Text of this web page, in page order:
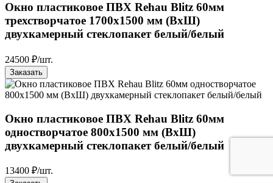
Окно пластиковое ПВХ Rehau Blitz 60мм
трехстворчатое 1700x1500 мм (ВxШ)
двухкамерный стеклопакет белый/белый
24500 ₽/шт.
Заказать
Окно пластиковое ПВХ Rehau Blitz 60мм
одностворчатое 800x1500 мм (ВxШ)
двухкамерный стеклопакет белый/белый
13400 ₽/шт.